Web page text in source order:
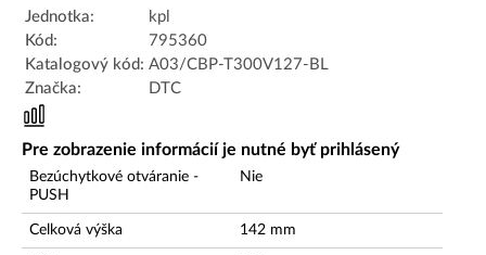
Jednotka:
kpl
Kód:
795360
Katalogový kód: A03/CBP-T300V127-BL
Značka:
DTC
Pre zobrazenie informácií je nutné byť prihlásený
Bezúchytkové otváranie -
PUSH
Nie
Celková výška 142 mm